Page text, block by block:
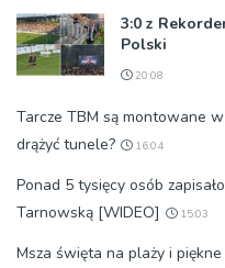
3:0 z
Polski
20:08
Tarcze TBM są montowane
drążyć tunele?
16:04
Ponad 5 tysięcy osób
Tarnowską [WIDEO]
15:03
Msza święta na plaży i